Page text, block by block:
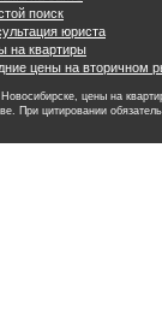
поиск
юриста
на квартиры
цены на вторичном
цены на
При цитировании